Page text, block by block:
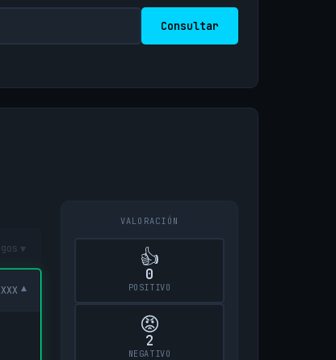
Consultar
▾
▾
VALORACIÓN
👍
0
POSITIVO
😡
2
NEGATIVO